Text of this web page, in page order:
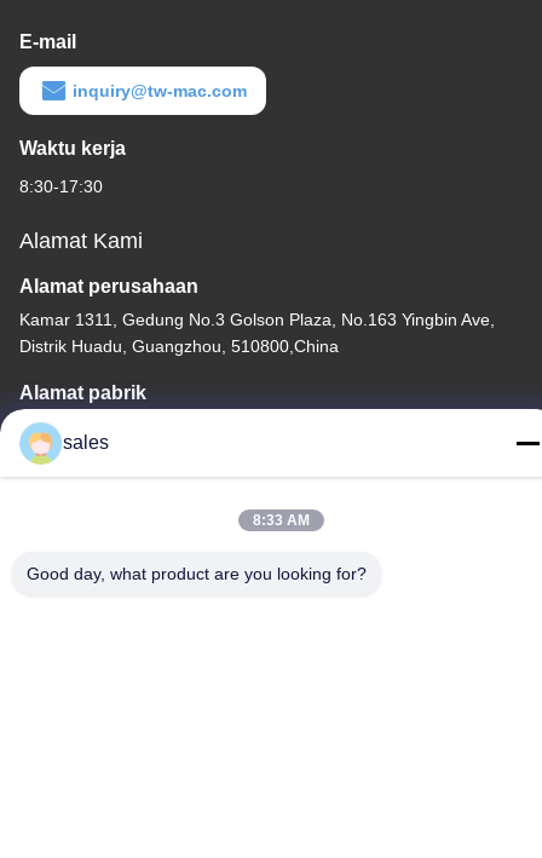
E-mail
inquiry@tw-mac.com
Waktu kerja
8:30-17:30
Alamat Kami
Alamat perusahaan
Kamar 1311, Gedung No.3 Golson Plaza, No.163 Yingbin Ave,
Distrik Huadu, Guangzhou, 510800,China
Alamat pabrik
No.318 Jalan Industri Wufeng Kota ShenShan, Distrik Baiyun,
GuangZhou, 510460, Cina
sales
8:33 AM
Good day, what product are you looking for?